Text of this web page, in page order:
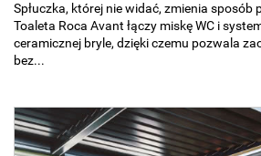
Spłuczka, której nie widać, zmienia sposób
Toaleta Roca Avant łączy miskę WC i
ceramicznej bryle, dzięki czemu pozwala
bez...